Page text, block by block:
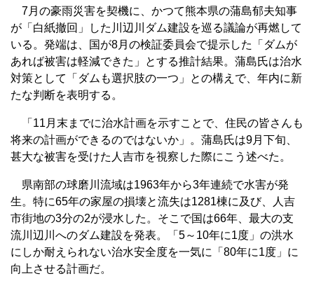
7月の豪雨災害を契機に、かつて熊本県の蒲島郁夫知事
が「白紙撤回」した川辺川ダム建設を巡る議論が再燃して
いる。発端は、国が8月の検証委員会で提示した「ダムが
あれば被害は軽減できた」とする推計結果。蒲島氏は治水
対策として「ダムも選択肢の一つ」との構えで、年内に新
たな判断を表明する。
「11月末までに治水計画を示すことで、住民の皆さんも
将来の計画ができるのではないか」。蒲島氏は9月下旬、
甚大な被害を受けた人吉市を視察した際にこう述べた。
県南部の球磨川流域は1963年から3年連続で水害が発
生。特に65年の家屋の損壊と流失は1281棟に及び、人吉
市街地の3分の2が浸水した。そこで国は66年、最大の支
流川辺川へのダム建設を発表。「5～10年に1度」の洪水
にしか耐えられない治水安全度を一気に「80年に1度」に
向上させる計画だ。